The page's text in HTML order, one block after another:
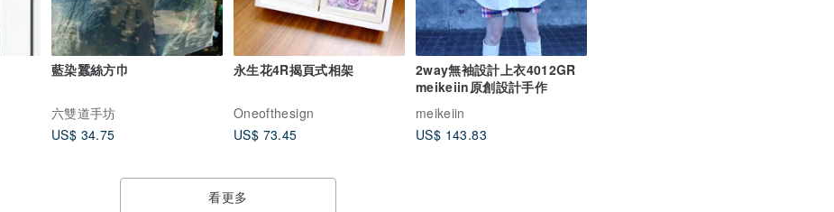
藍染蠶絲方巾
六雙道手坊
US$ 34.75
永生花4R揭頁式相架
Oneofthesign
US$ 73.45
2way無袖設計上衣4012GR
meikeiin原創設計手作
meikeiin
US$ 143.83
看更多